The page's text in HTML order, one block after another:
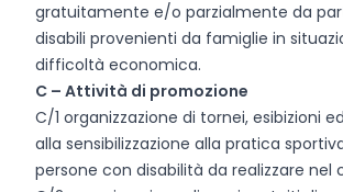
gratuitamente e/o parzialmente da
disabili provenienti da famiglie in
difficoltà economica.
C – Attività di promozione
C/1 organizzazione di tornei, esibizioni
alla sensibilizzazione alla pratica
persone con disabilità da realizzare nel